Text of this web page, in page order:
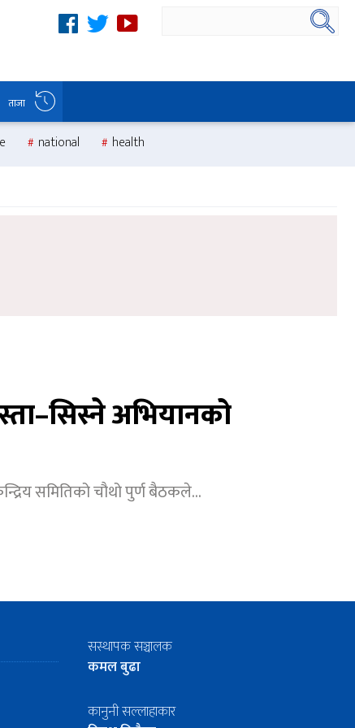
ताजा
national health
अभियानको
समितिको चौथो पुर्ण बैठकले...
सस्थापक सञ्चालक
कमल बुढा
कानुनी सल्लाहाकार